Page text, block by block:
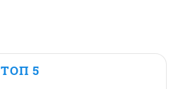
ТОП 5